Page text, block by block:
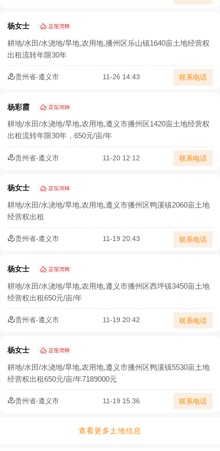
杨女士
耕地/水田/水浇地/旱地,农用地,播州区乐山镇1640亩土地经营权
出租流转年限30年
贵州省-遵义市 11-26 14:43 联系电话
杨彩霞
耕地/水田/水浇地/旱地,农用地,遵义市播州区1420亩土地经营权
出租流转年限30年，650元/亩/年
贵州省-遵义市 11-20 12:12 联系电话
杨女士
耕地/水田/水浇地/旱地,农用地,遵义市播州区鸭溪镇2060亩土地
经营权出租
贵州省-遵义市 11-19 20:43 联系电话
杨女士
耕地/水田/水浇地/旱地,农用地,遵义市播州区西坪镇3450亩土地
经营权出租650元/亩/年
贵州省-遵义市 11-19 20:42 联系电话
杨女士
耕地/水田/水浇地/旱地,农用地,遵义市播州区鸭溪镇5530亩土地
经营权出租650元/亩/年7189000元
贵州省-遵义市 11-19 15:36 联系电话
查看更多土地信息